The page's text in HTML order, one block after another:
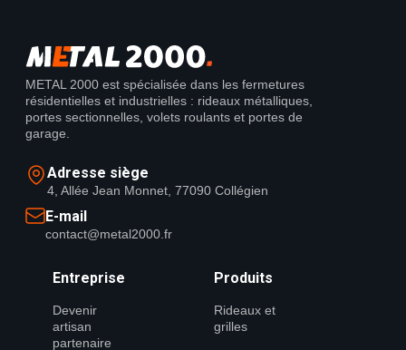
METAL 2000 est spécialisée dans les fermetures
résidentielles et industrielles : rideaux métalliques,
portes sectionnelles, volets roulants et portes de
garage.
Adresse siège
4, Allée Jean Monnet, 77090 Collégien
E-mail
contact@metal2000.fr
Entreprise
Devenir
artisan
partenaire
Produits
Rideaux et
grilles